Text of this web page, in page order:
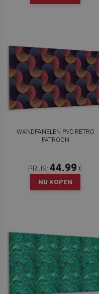
WANDPANELEN PVC RETRO
PATROON
PRIJS: 44.99 €
NU KOPEN